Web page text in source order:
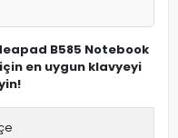
B585 Notebook
en uygun klavyeyi